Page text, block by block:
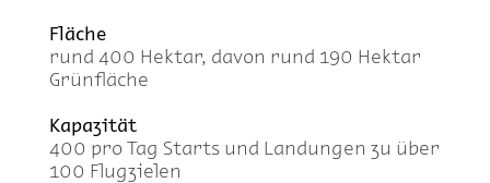
Flä­che
rund 400 Hekt­ar, da­von rund 190 Hekt­ar
Grün­flä­che
Ka­pa­zi­tät
400 pro Tag Starts und Lan­dun­gen zu über
100 Flug­zie­len